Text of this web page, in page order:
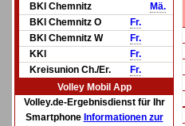
BKl Chemnitz
Mä.
BKl Chemnitz O
Fr.
BKl Chemnitz W
Fr.
KKl
Fr.
Kreisunion Ch./Er.
Fr.
Volley Mobil App
Volley.de-Ergebnisdienst für Ihr
Smartphone Informationen zur